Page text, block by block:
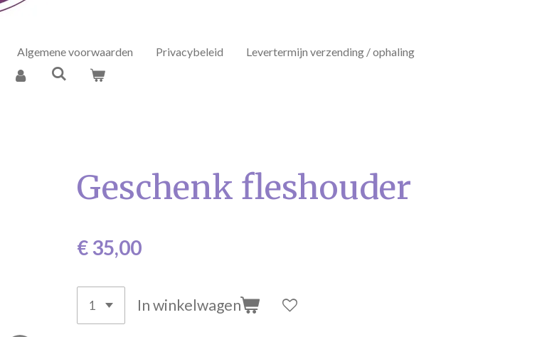
Algemene voorwaarden Privacybeleid Levertermijn verzending / ophaling
Geschenk fleshouder
€ 35,00
In winkelwagen